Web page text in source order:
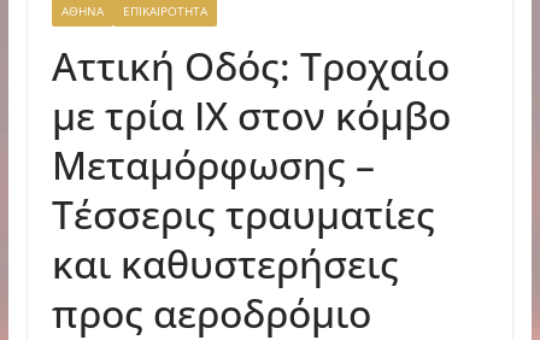
ΑΘΗΝΑ ΕΠΙΚΑΙΡΟΤΗΤΑ
Αττική Οδός: Τροχαίο
με τρία ΙΧ στον κόμβο
Μεταμόρφωσης –
Τέσσερις τραυματίες
και καθυστερήσεις
προς αεροδρόμιο